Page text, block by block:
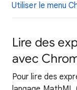
Utiliser le menu
Lire des
avec
Pour lire des